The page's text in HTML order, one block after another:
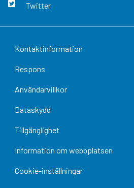
Twitter
Kontaktinformation
Respons
Användarvillkor
Dataskydd
Tillgänglighet
Information om webbplatsen
Cookie-inställningar